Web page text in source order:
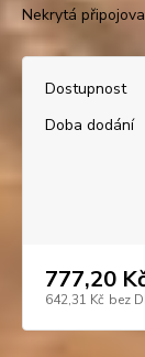
Nekrytá
Dostupnost
Doba dodání
777,20
642,31 Kč bez